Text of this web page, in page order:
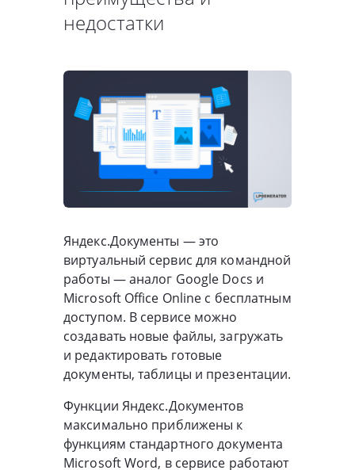
недостатки
Яндекс.Документы — это
виртуальный сервис для командной
работы — аналог Google Docs и
Microsoft Office Online с бесплатным
доступом. В сервисе можно
создавать новые файлы, загружать
и редактировать готовые
документы, таблицы и презентации.
Функции Яндекс.Документов
максимально приближены к
функциям стандартного документа
Microsoft Word, в сервисе работают